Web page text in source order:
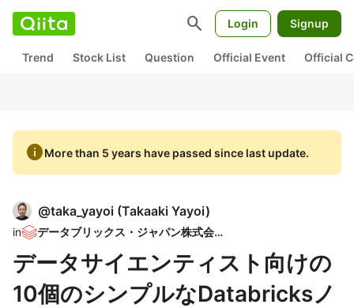
search Login Signup
Trend Stock List Question Official Event Official
infoMore than 5 years have passed since last update.
@taka_yayoi (Takaaki Yayoi)
in データブリックス・ジャパン株式会社
データサイエンティスト向けの
10個のシンプルなDatabricksノ